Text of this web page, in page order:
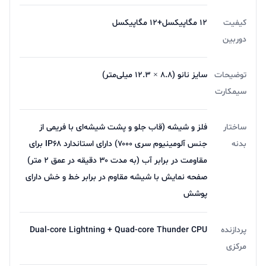
محافظتی گوریلاگلس استفاده شده که صفحه بزرگ و ناچ
جدید را تا حدی محافظت می‌کند و نگرانی های شما را از بابت
عقب این محصول نگاه کنیم طراحی مجموعه دوربین جدید و
گرفتن علاقه دارید می‌توانید نسخه‌های پرو آیفون ۱۱ را
خریداری کنید تا عملکرد بهتری را شاهد باشید.
کیفیت
دوربین
12 مگاپیکسل+12 مگاپیکسل
توضیحات
سیمکارت
سایز نانو (۸.۸ × ۱۲.۳ میلی‌متر)
ساختار
بدنه
فلز و شیشه (قاب جلو و پشت شیشه‌ای با فریمی از
جنس آلومینیوم سری ۷۰۰۰) دارای استاندارد IP۶۸ برای
مقاومت در برابر آب (به مدت ۳۰ دقیقه در عمق ۲ متر)
صفحه نمایش با شیشه مقاوم در برابر خط و خش دارای
پوشش
پردازنده
مرکزی
Dual-core Lightning + Quad-core Thunder CPU